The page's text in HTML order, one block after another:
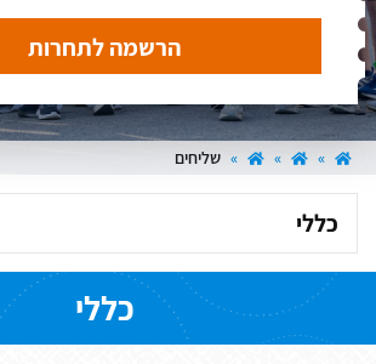
הרשמה לתחרות
»
»
» שליחים
את
העמוד
הרצוי
כללי